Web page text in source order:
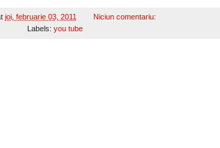
joi, februarie 03, 2011
Niciun comentariu:
Labels: you tube